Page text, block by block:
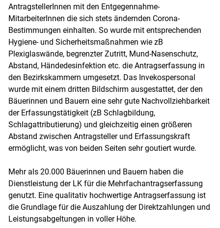
Skip to main content
AntragstellerInnen mit den Entgegennahme-
MitarbeiterInnen die sich stets ändernden Corona-
Bestimmungen einhalten. So wurde mit entsprechenden
Hygiene- und Sicherheitsmaßnahmen wie zB
Plexiglaswände, begrenzter Zutritt, Mund-Nasenschutz,
Abstand, Händedesinfektion etc. die Antragserfassung in
den Bezirkskammern umgesetzt. Das Invekospersonal
wurde mit einem dritten Bildschirm ausgestattet, der den
Bäuerinnen und Bauern eine sehr gute Nachvollziehbarkeit
der Erfassungstätigkeit (zB Schlagbildung,
Schlagattributierung) und gleichzeitig einen größeren
Abstand zwischen Antragsteller und Erfassungskraft
ermöglicht, was von beiden Seiten sehr goutiert wurde.
Mehr als 20.000 Bäuerinnen und Bauern haben die
Dienstleistung der LK für die Mehrfachantragserfassung
genutzt. Eine qualitativ hochwertige Antragserfassung ist
die Grundlage für die Auszahlung der Direktzahlungen und
Leistungsabgeltungen in voller Höhe.